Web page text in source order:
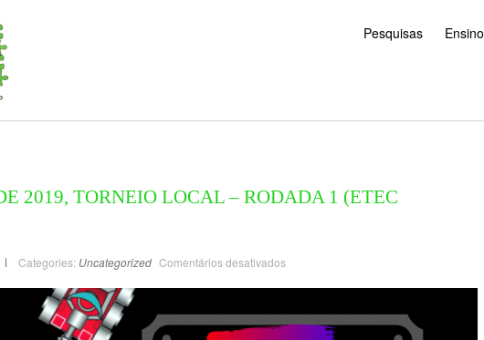
Pesquisas Ensino
2019, TORNEIO LOCAL – RODADA 1 (ETEC
Categories: Uncategorized Comentários desativados